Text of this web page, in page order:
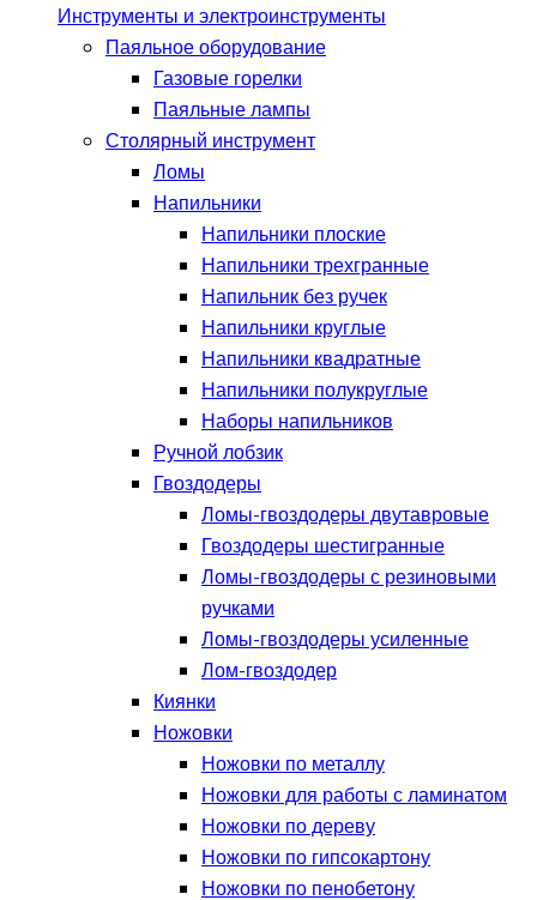
Инструменты и электроинструменты
Паяльное оборудование
Газовые горелки
Паяльные лампы
Столярный инструмент
Ломы
Напильники
Напильники плоские
Напильники трехгранные
Напильник без ручек
Напильники круглые
Напильники квадратные
Напильники полукруглые
Наборы напильников
Ручной лобзик
Гвоздодеры
Ломы-гвоздодеры двутавровые
Гвоздодеры шестигранные
Ломы-гвоздодеры с резиновыми
ручками
Ломы-гвоздодеры усиленные
Лом-гвоздодер
Киянки
Ножовки
Ножовки по металлу
Ножовки для работы с ламинатом
Ножовки по дереву
Ножовки по гипсокартону
Ножовки по пенобетону